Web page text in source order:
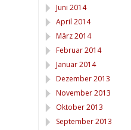
Juni 2014
April 2014
März 2014
Februar 2014
Januar 2014
Dezember 2013
November 2013
Oktober 2013
September 2013